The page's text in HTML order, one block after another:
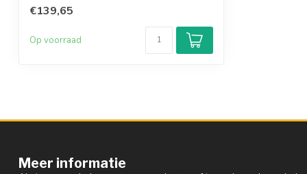
€139,65
Op voorraad
Meer informatie